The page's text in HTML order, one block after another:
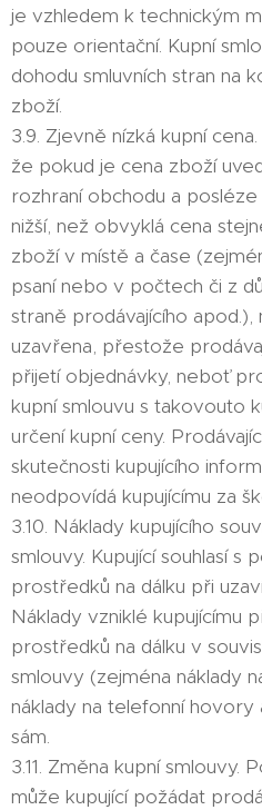
je vzhledem k technickým
pouze orientační. Kupní
dohodu smluvních stran na
zboží.
3.9. Zjevně nízká kupní
že pokud je cena zboží
rozhraní obchodu a
nižší, než obvyklá cena
zboží v místě a čase
psaní nebo v počtech či z
straně prodávajícího apod.),
uzavřena, přestože
přijetí objednávky, neboť
kupní smlouvu s takovouto
určení kupní ceny.
skutečnosti kupujícího
neodpovídá kupujícímu za
3.10. Náklady kupujícího
smlouvy. Kupující souhlasí s
prostředků na dálku při
Náklady vzniklé kupujícímu
prostředků na dálku v
smlouvy (zejména náklady
náklady na telefonní hovory
sám.
3.11. Změna kupní smlouvy.
může kupující požádat